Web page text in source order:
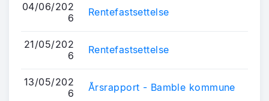
04/06/202
6
Rentefastsettelse
21/05/202
6
Rentefastsettelse
13/05/202
6
Årsrapport - Bamble kommune